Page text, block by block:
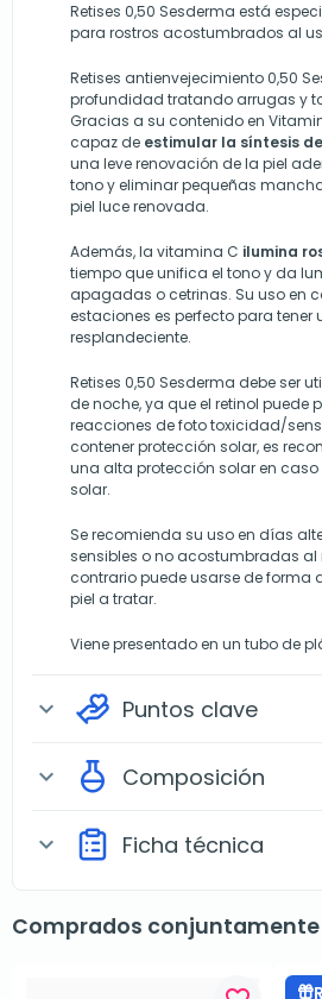
Retises 0,50 Sesderma está
para rostros acostumbrados al
Retises antienvejecimiento 0,50
profundidad tratando arrugas y
Gracias a su contenido en
capaz de estimular la síntesis
una leve renovación de la piel
tono y eliminar pequeñas
piel luce renovada.
Además, la vitamina C ilumina
tiempo que unifica el tono y da
apagadas o cetrinas. Su uso en
estaciones es perfecto para tener
resplandeciente.
Retises 0,50 Sesderma debe ser
de noche, ya que el retinol puede
reacciones de foto toxicidad/
contener protección solar, es
una alta protección solar en caso
solar.
Se recomienda su uso en días
sensibles o no acostumbradas al
contrario puede usarse de forma
piel a tratar.
Viene presentado en un tubo de
expand_more Puntos clave
expand_more Composición
expand_more Ficha técnica
Comprados conjuntamente